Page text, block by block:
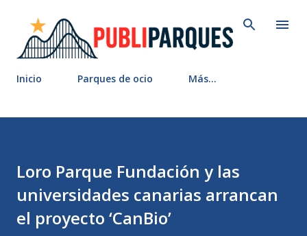
Inicio Parques de ocio Más…
Loro Parque Fundación y las
universidades canarias arrancan
el proyecto ‘CanBio’